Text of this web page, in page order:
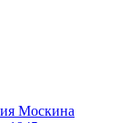
Москина